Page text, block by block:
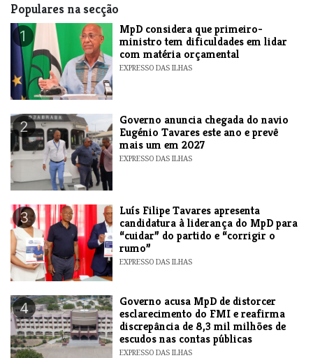
Populares na secção
1
MpD considera que primeiro-
ministro tem dificuldades em lidar
com matéria orçamental
EXPRESSO DAS ILHAS
2
Governo anuncia chegada do navio
Eugénio Tavares este ano e prevê
mais um em 2027
EXPRESSO DAS ILHAS
3
Luís Filipe Tavares apresenta
candidatura à liderança do MpD para
“cuidar” do partido e “corrigir o
rumo”
EXPRESSO DAS ILHAS
4
Governo acusa MpD de distorcer
esclarecimento do FMI e reafirma
discrepância de 8,3 mil milhões de
escudos nas contas públicas
EXPRESSO DAS ILHAS